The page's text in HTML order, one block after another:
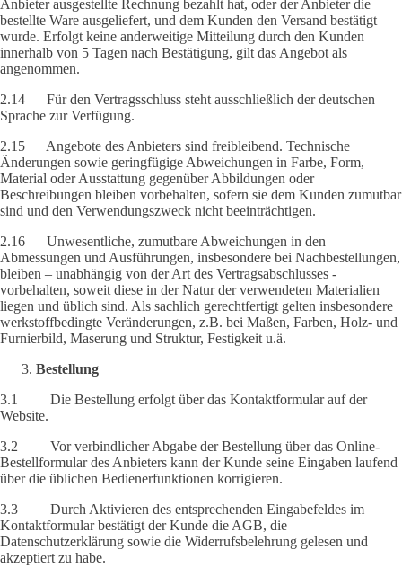
Anbieter ausgestellte Rechnung bezahlt hat, oder der Anbieter die
bestellte Ware ausgeliefert, und dem Kunden den Versand bestätigt
wurde. Erfolgt keine anderweitige Mitteilung durch den Kunden
innerhalb von 5 Tagen nach Bestätigung, gilt das Angebot als
angenommen.
2.14 Für den Vertragsschluss steht ausschließlich der deutschen
Sprache zur Verfügung.
2.15 Angebote des Anbieters sind freibleibend. Technische
Änderungen sowie geringfügige Abweichungen in Farbe, Form,
Material oder Ausstattung gegenüber Abbildungen oder
Beschreibungen bleiben vorbehalten, sofern sie dem Kunden zumutbar
sind und den Verwendungszweck nicht beeinträchtigen.
2.16 Unwesentliche, zumutbare Abweichungen in den
Abmessungen und Ausführungen, insbesondere bei Nachbestellungen,
bleiben – unabhängig von der Art des Vertragsabschlusses -
vorbehalten, soweit diese in der Natur der verwendeten Materialien
liegen und üblich sind. Als sachlich gerechtfertigt gelten insbesondere
werkstoffbedingte Veränderungen, z.B. bei Maßen, Farben, Holz- und
Furnierbild, Maserung und Struktur, Festigkeit u.ä.
Bestellung
3.1 Die Bestellung erfolgt über das Kontaktformular auf der
Website.
3.2 Vor verbindlicher Abgabe der Bestellung über das Online-
Bestellformular des Anbieters kann der Kunde seine Eingaben laufend
über die üblichen Bedienerfunktionen korrigieren.
3.3 Durch Aktivieren des entsprechenden Eingabefeldes im
Kontaktformular bestätigt der Kunde die AGB, die
Datenschutzerklärung sowie die Widerrufsbelehrung gelesen und
akzeptiert zu habe.